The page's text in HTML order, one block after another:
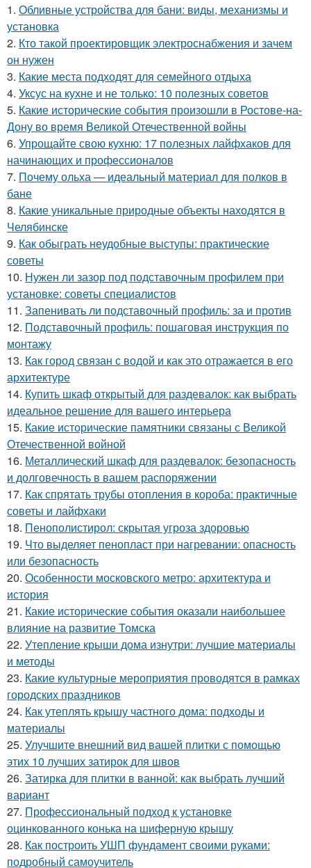
1. Обливные устройства для бани: виды, механизмы и
установка
2. Кто такой проектировщик электроснабжения и зачем
он нужен
3. Какие места подходят для семейного отдыха
4. Уксус на кухне и не только: 10 полезных советов
5. Какие исторические события произошли в Ростове-на-
Дону во время Великой Отечественной войны
6. Упрощайте свою кухню: 17 полезных лайфхаков для
начинающих и профессионалов
7. Почему ольха — идеальный материал для полков в
бане
8. Какие уникальные природные объекты находятся в
Челябинске
9. Как обыграть неудобные выступы: практические
советы
10. Нужен ли зазор под подставочным профилем при
установке: советы специалистов
11. Запенивать ли подставочный профиль: за и против
12. Подставочный профиль: пошаговая инструкция по
монтажу
13. Как город связан с водой и как это отражается в его
архитектуре
14. Купить шкаф открытый для раздевалок: как выбрать
идеальное решение для вашего интерьера
15. Какие исторические памятники связаны с Великой
Отечественной войной
16. Металлический шкаф для раздевалок: безопасность
и долговечность в вашем распоряжении
17. Как спрятать трубы отопления в короба: практичные
советы и лайфхаки
18. Пенополистирол: скрытая угроза здоровью
19. Что выделяет пенопласт при нагревании: опасность
или безопасность
20. Особенности московского метро: архитектура и
история
21. Какие исторические события оказали наибольшее
влияние на развитие Томска
22. Утепление крыши дома изнутри: лучшие материалы
и методы
23. Какие культурные мероприятия проводятся в рамках
городских праздников
24. Как утеплять крышу частного дома: подходы и
материалы
25. Улучшите внешний вид вашей плитки с помощью
этих 10 лучших затирок для швов
26. Затирка для плитки в ванной: как выбрать лучший
вариант
27. Профессиональный подход к установке
оцинкованного конька на шиферную крышу
28. Как построить УШП фундамент своими руками:
подробный самоучитель